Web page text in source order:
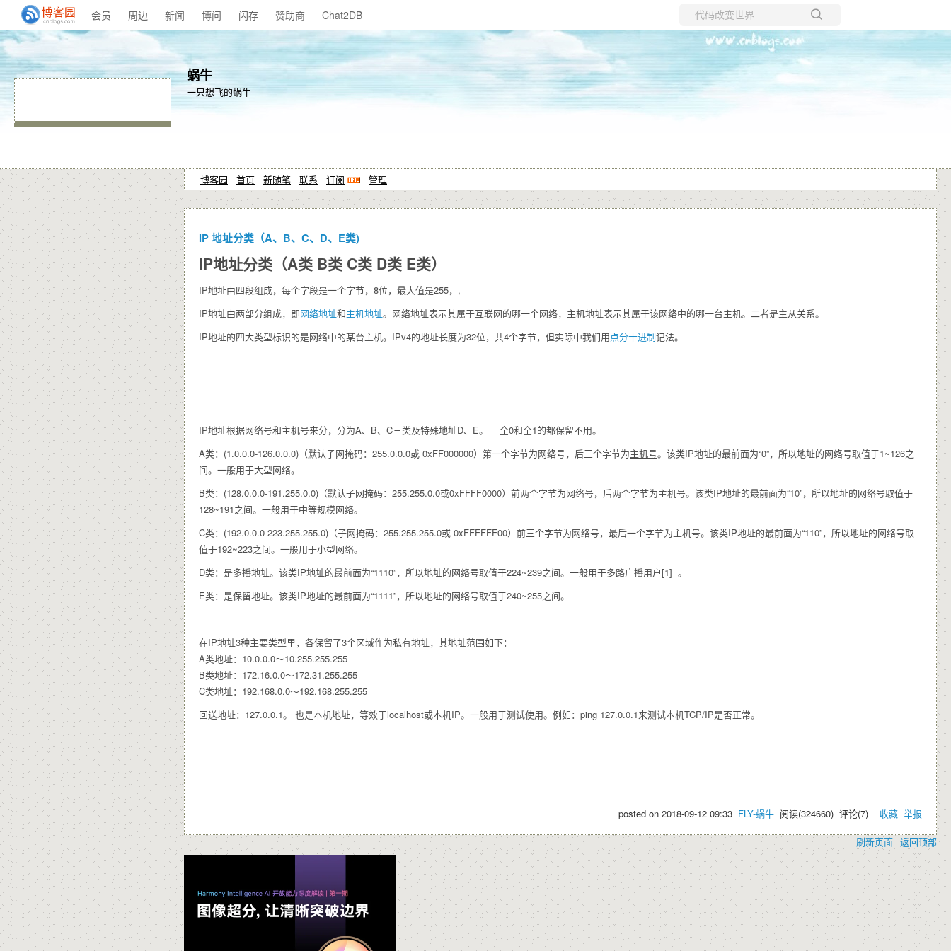
会员 周边 新闻 博问 闪存 赞助商 Chat2DB
所有博客
当前博客
蜗牛
一只想飞的蜗牛
博客园 首页 新随笔 联系 订阅 管理
IP 地址分类（A、B、C、D、E类)
IP地址分类（A类 B类 C类 D类 E类）
IP地址由四段组成，每个字段是一个字节，8位，最大值是255，,
IP地址由两部分组成，即网络地址和主机地址。网络地址表示其属于互联网的哪一个网络，主机地址表示其属于该网络中的哪一台主机。二者是主从关系。
IP地址的四大类型标识的是网络中的某台主机。IPv4的地址长度为32位，共4个字节，但实际中我们用点分十进制记法。
IP地址根据网络号和主机号来分，分为A、B、C三类及特殊地址D、E。 全0和全1的都保留不用。
A类：(1.0.0.0-126.0.0.0)（默认子网掩码：255.0.0.0或 0xFF000000）第一个字节为网络号，后三个字节为主机号。该类IP地址的最前面为“0”，所以地址的网络号取值于1~126之
间。一般用于大型网络。
B类：(128.0.0.0-191.255.0.0)（默认子网掩码：255.255.0.0或0xFFFF0000）前两个字节为网络号，后两个字节为主机号。该类IP地址的最前面为“10”，所以地址的网络号取值于
128~191之间。一般用于中等规模网络。
C类：(192.0.0.0-223.255.255.0)（子网掩码：255.255.255.0或 0xFFFFFF00）前三个字节为网络号，最后一个字节为主机号。该类IP地址的最前面为“110”，所以地址的网络号取
值于192~223之间。一般用于小型网络。
D类：是多播地址。该类IP地址的最前面为“1110”，所以地址的网络号取值于224~239之间。一般用于多路广播用户[1] 。
E类：是保留地址。该类IP地址的最前面为“1111”，所以地址的网络号取值于240~255之间。
在IP地址3种主要类型里，各保留了3个区域作为私有地址，其地址范围如下：
A类地址：10.0.0.0～10.255.255.255
B类地址：172.16.0.0～172.31.255.255
C类地址：192.168.0.0～192.168.255.255
回送地址：127.0.0.1。 也是本机地址，等效于localhost或本机IP。一般用于测试使用。例如：ping 127.0.0.1来测试本机TCP/IP是否正常。
posted on 2018-09-12 09:33 FLY-蜗牛 阅读(324660) 评论(7) 收藏 举报
刷新页面 返回顶部